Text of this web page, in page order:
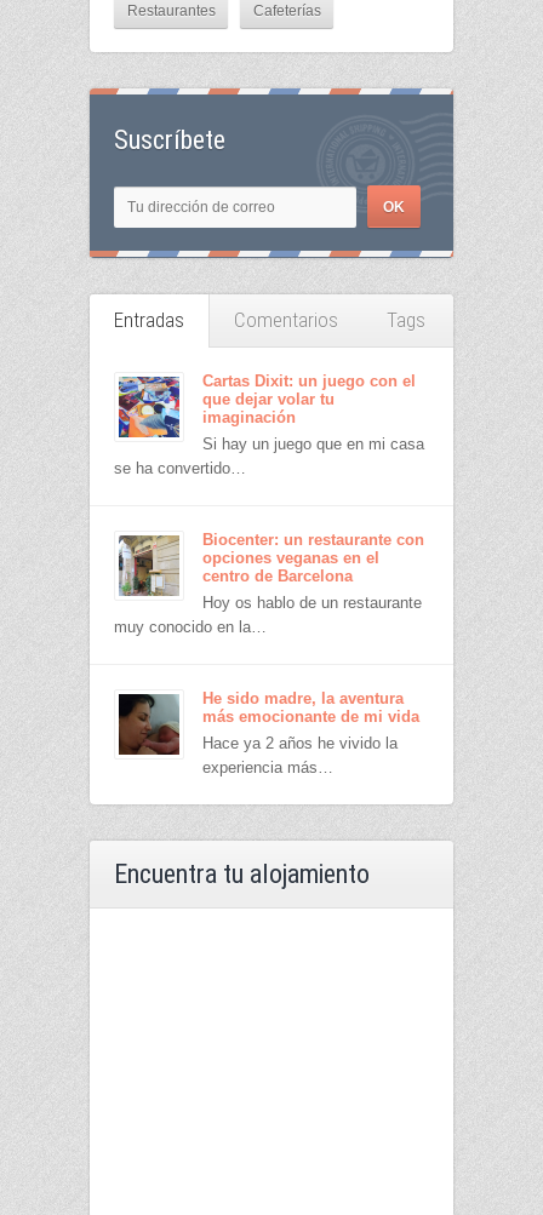
Restaurantes Cafeterías
Suscríbete
Entradas Comentarios Tags
Cartas Dixit: un juego con el
que dejar volar tu
imaginación
Si hay un juego que en mi casa
se ha convertido…
Biocenter: un restaurante con
opciones veganas en el
centro de Barcelona
Hoy os hablo de un restaurante
muy conocido en la…
He sido madre, la aventura
más emocionante de mi vida
Hace ya 2 años he vivido la
experiencia más…
Encuentra tu alojamiento